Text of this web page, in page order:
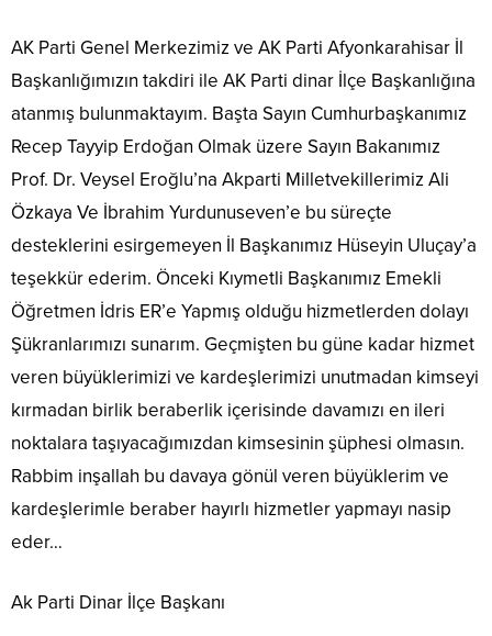
AK Parti Genel Merkezimiz ve AK Parti Afyonkarahisar İl
Başkanlığımızın takdiri ile AK Parti dinar İlçe Başkanlığına
atanmış bulunmaktayım. Başta Sayın Cumhurbaşkanımız
Recep Tayyip Erdoğan Olmak üzere Sayın Bakanımız
Prof. Dr. Veysel Eroğlu’na Akparti Milletvekillerimiz Ali
Özkaya Ve İbrahim Yurdunuseven’e bu süreçte
desteklerini esirgemeyen İl Başkanımız Hüseyin Uluçay’a
teşekkür ederim. Önceki Kıymetli Başkanımız Emekli
Öğretmen İdris ER’e Yapmış olduğu hizmetlerden dolayı
Şükranlarımızı sunarım. Geçmişten bu güne kadar hizmet
veren büyüklerimizi ve kardeşlerimizi unutmadan kimseyi
kırmadan birlik beraberlik içerisinde davamızı en ileri
noktalara taşıyacağımızdan kimsesinin şüphesi olmasın.
Rabbim inşallah bu davaya gönül veren büyüklerim ve
kardeşlerimle beraber hayırlı hizmetler yapmayı nasip
eder…
Ak Parti Dinar İlçe Başkanı